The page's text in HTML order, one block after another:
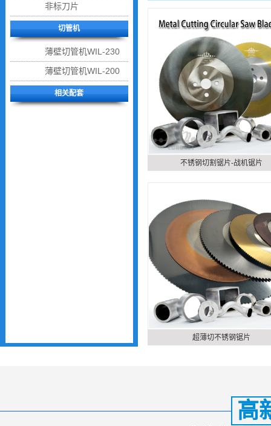
非标刀片
切管机
薄壁切管机WIL-230
薄壁切管机WIL-200
相关配套
不锈钢切割锯片-战机锯片
超薄切不锈钢锯片
高